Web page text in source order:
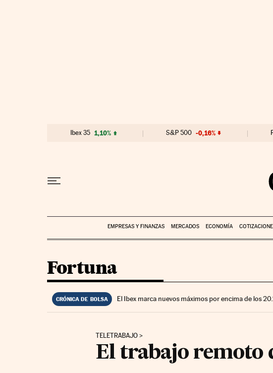
Ibex 35 1,10% S&P 500 -0,16%
EMPRESAS Y FINANZAS MERCADOS ECONOMÍA
Fortuna
CRÓNICA DE BOLSA El Ibex marca nuevos máximos por encima de los
TELETRABAJO
El trabajo remoto